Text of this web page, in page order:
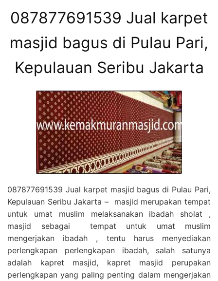
087877691539 Jual karpet
masjid bagus di Pulau Pari,
Kepulauan Seribu Jakarta
087877691539 Jual karpet masjid bagus di Pulau Pari,
Kepulauan Seribu Jakarta – masjid merupakan tempat
untuk umat muslim melaksanakan ibadah sholat ,
masjid sebagai tempat untuk umat muslim
mengerjakan ibadah , tentu harus menyediakan
perlengkapan perlengkapan ibadah, salah satunya
adalah kapret masjid, kapret masjid perupakan
perlengkapan yang paling penting dalam mengerjakan